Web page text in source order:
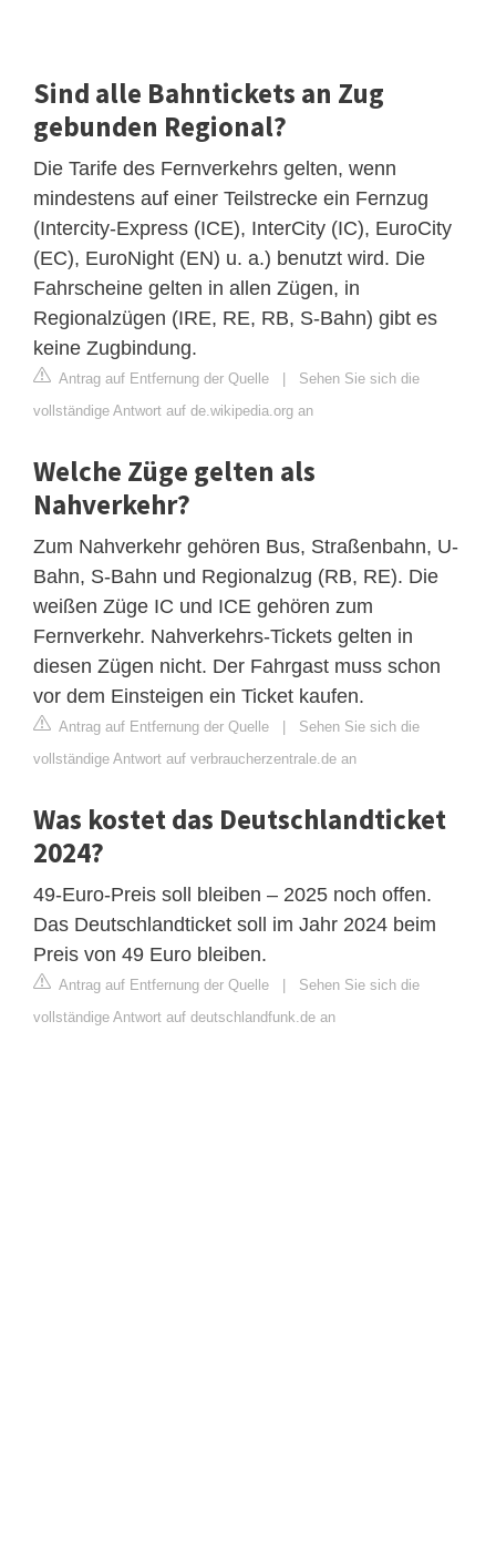
Sind alle Bahntickets an Zug
gebunden Regional?
Die Tarife des Fernverkehrs gelten, wenn
mindestens auf einer Teilstrecke ein Fernzug
(Intercity-Express (ICE), InterCity (IC), EuroCity
(EC), EuroNight (EN) u. a.) benutzt wird. Die
Fahrscheine gelten in allen Zügen, in
Regionalzügen (IRE, RE, RB, S-Bahn) gibt es
keine Zugbindung.
Antrag auf Entfernung der Quelle | Sehen Sie sich die
vollständige Antwort auf de.wikipedia.org an
Welche Züge gelten als
Nahverkehr?
Zum Nahverkehr gehören Bus, Straßenbahn, U-
Bahn, S-Bahn und Regionalzug (RB, RE). Die
weißen Züge IC und ICE gehören zum
Fernverkehr. Nahverkehrs-Tickets gelten in
diesen Zügen nicht. Der Fahrgast muss schon
vor dem Einsteigen ein Ticket kaufen.
Antrag auf Entfernung der Quelle | Sehen Sie sich die
vollständige Antwort auf verbraucherzentrale.de an
Was kostet das Deutschlandticket
2024?
49-Euro-Preis soll bleiben – 2025 noch offen.
Das Deutschlandticket soll im Jahr 2024 beim
Preis von 49 Euro bleiben.
Antrag auf Entfernung der Quelle | Sehen Sie sich die
vollständige Antwort auf deutschlandfunk.de an